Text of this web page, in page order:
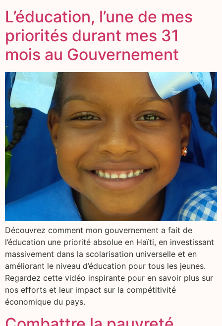
L’éducation, l’une de mes
priorités durant mes 31
mois au Gouvernement
Découvrez comment mon gouvernement a fait de
l’éducation une priorité absolue en Haïti, en investissant
massivement dans la scolarisation universelle et en
améliorant le niveau d’éducation pour tous les jeunes.
Regardez cette vidéo inspirante pour en savoir plus sur
nos efforts et leur impact sur la compétitivité
économique du pays.